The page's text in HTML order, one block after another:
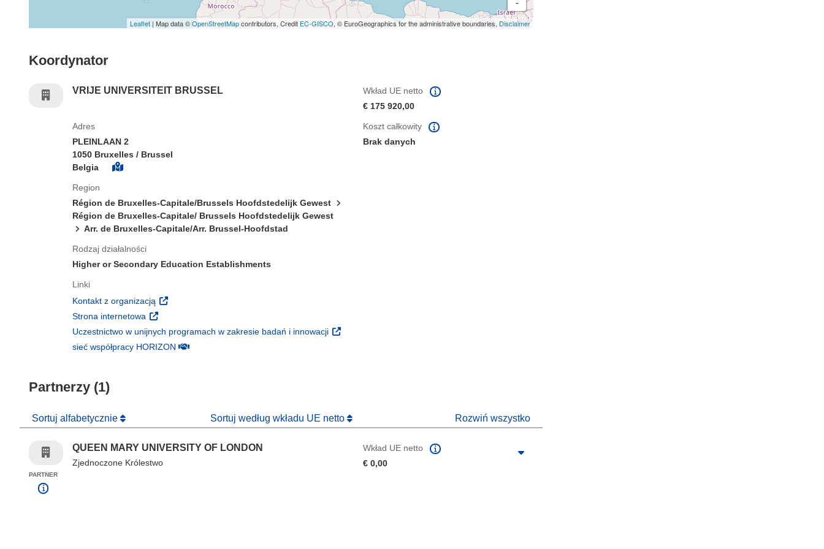
Leaflet | Map data ©OpenStreetMapcontributors, Credit EC-GISCO, © EuroGeographics for the administrative boundaries, Disclaimer
Koordynator
VRIJE UNIVERSITEIT BRUSSEL
Wkład UE netto
€ 175 920,00
Adres
PLEINLAAN 2
1050 Bruxelles / Brussel
Belgia
Region
Région de Bruxelles-Capitale/Brussels Hoofdstedelijk Gewest
Région de Bruxelles-Capitale/ Brussels Hoofdstedelijk Gewest
Arr. de Bruxelles-Capitale/Arr. Brussel-Hoofdstad
Rodzaj działalności
Higher or Secondary Education Establishments
Linki
Kontakt z organizacją (odnośnik otworzy się w nowym oknie)
Strona internetowa (odnośnik otworzy się w nowym oknie)
Uczestnictwo w unijnych programach w zakresie badań i innowacji (odnośnik otworzy się w nowym oknie)
sieć współpracy HORIZON(odnośnik otworzy się w nowym oknie)
Koszt całkowity
Brak danych
Partnerzy (1)
Sortuj alfabetycznie Sortuj według wkładu UE netto Rozwiń wszystko
PARTNER
QUEEN MARY UNIVERSITY OF LONDON
Zjednoczone Królestwo
Wkład UE netto
€ 0,00